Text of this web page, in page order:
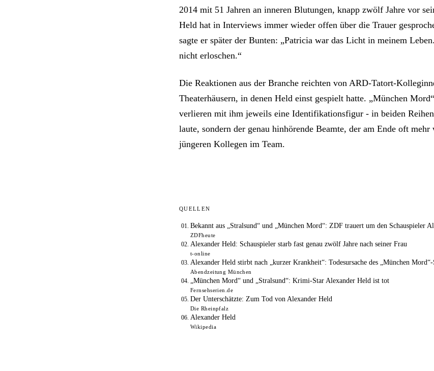
2014 mit 51 Jahren an inneren Blutungen, knapp zwölf Jahre vor
Held hat in Interviews immer wieder offen über die Trauer
sagte er später der Bunten: „Patricia war das Licht in meinem
nicht erloschen.“
Die Reaktionen aus der Branche reichten von ARD-Tatort-
Theaterhäusern, in denen Held einst gespielt hatte. „München
verlieren mit ihm jeweils eine Identifikationsfigur - in beiden
laute, sondern der genau hinhörende Beamte, der am Ende oft mehr
jüngeren Kollegen im Team.
QUELLEN
Bekannt aus „Stralsund“ und „München Mord“: ZDF trauert um den Schauspieler
ZDFheute
Alexander Held: Schauspieler starb fast genau zwölf Jahre nach seiner Frau
t-online
Alexander Held stirbt nach „kurzer Krankheit“: Todesursache des „München
Abendzeitung München
„München Mord“ und „Stralsund“: Krimi-Star Alexander Held ist tot
Fernsehserien.de
Der Unterschätzte: Zum Tod von Alexander Held
Die Rheinpfalz
Alexander Held
Wikipedia